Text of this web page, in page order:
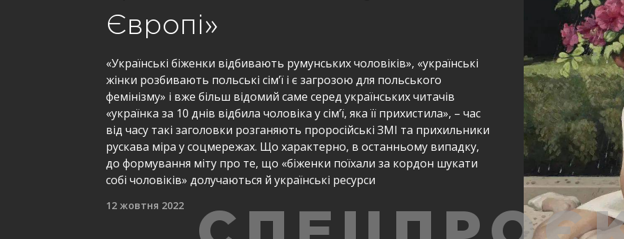
Європі»
«Українські біженки відбивають румунських чоловіків», «українські
жінки розбивають польські сім’ї і є загрозою для польського
фемінізму» і вже більш відомий саме серед українських читачів
«українка за 10 днів відбила чоловіка у сім’ї, яка її прихистила», – час
від часу такі заголовки розганяють проросійські ЗМІ та прихильники
рускава міра у соцмережах. Що характерно, в останньому випадку,
до формування міту про те, що «біженки поїхали за кордон шукати
собі чоловіків» долучаються й українські ресурси
12 жовтня 2022